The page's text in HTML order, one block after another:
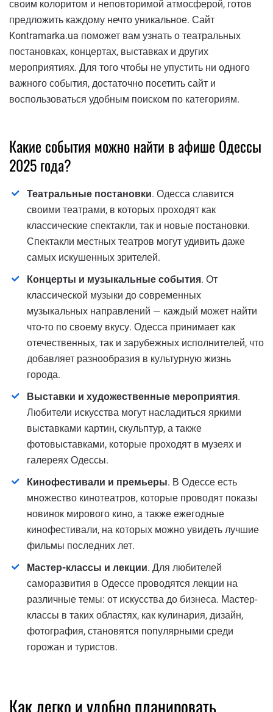
своим колоритом и неповторимой атмосферой, готов
предложить каждому нечто уникальное. Сайт
Kontramarka.ua поможет вам узнать о театральных
постановках, концертах, выставках и других
мероприятиях. Для того чтобы не упустить ни одного
важного события, достаточно посетить сайт и
воспользоваться удобным поиском по категориям.
Какие события можно найти в афише Одессы
2025 года?
Театральные постановки. Одесса славится
своими театрами, в которых проходят как
классические спектакли, так и новые постановки.
Спектакли местных театров могут удивить даже
самых искушенных зрителей.
Концерты и музыкальные события. От
классической музыки до современных
музыкальных направлений — каждый может найти
что-то по своему вкусу. Одесса принимает как
отечественных, так и зарубежных исполнителей, что
добавляет разнообразия в культурную жизнь
города.
Выставки и художественные мероприятия.
Любители искусства могут насладиться яркими
выставками картин, скульптур, а также
фотовыставками, которые проходят в музеях и
галереях Одессы.
Кинофестивали и премьеры. В Одессе есть
множество кинотеатров, которые проводят показы
новинок мирового кино, а также ежегодные
кинофестивали, на которых можно увидеть лучшие
фильмы последних лет.
Мастер-классы и лекции. Для любителей
саморазвития в Одессе проводятся лекции на
различные темы: от искусства до бизнеса. Мастер-
классы в таких областях, как кулинария, дизайн,
фотография, становятся популярными среди
горожан и туристов.
Как легко и удобно планировать